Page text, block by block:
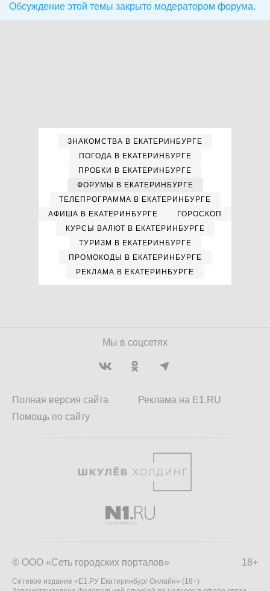
Обсуждение этой темы закрыто модератором форума.
ЗНАКОМСТВА В ЕКАТЕРИНБУРГЕ
ПОГОДА В ЕКАТЕРИНБУРГЕ
ПРОБКИ В ЕКАТЕРИНБУРГЕ
ФОРУМЫ В ЕКАТЕРИНБУРГЕ
ТЕЛЕПРОГРАММА В ЕКАТЕРИНБУРГЕ
АФИША В ЕКАТЕРИНБУРГЕ
ГОРОСКОП
КУРСЫ ВАЛЮТ В ЕКАТЕРИНБУРГЕ
ТУРИЗМ В ЕКАТЕРИНБУРГЕ
ПРОМОКОДЫ В ЕКАТЕРИНБУРГЕ
РЕКЛАМА В ЕКАТЕРИНБУРГЕ
Мы в соцсетях
Полная версия сайта
Помощь по сайту
Реклама на E1.RU
18+
© ООО «Сеть городских порталов»
Сетевое издание «Е1.РУ Екатеринбург Онлайн» (18+)